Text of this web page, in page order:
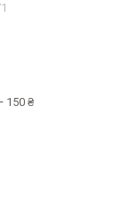
150 ₴